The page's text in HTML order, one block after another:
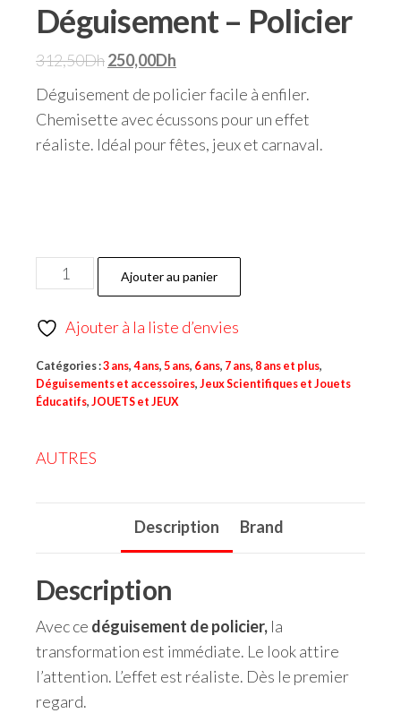
Déguisement – Policier
312,50Dh250,00Dh
Déguisement de policier facile à enfiler.
Chemisette avec écussons pour un effet
réaliste. Idéal pour fêtes, jeux et carnaval.
Ajouter au panier
Ajouter à la liste d’envies
Catégories :3 ans, 4 ans, 5 ans, 6 ans, 7 ans, 8 ans et plus,
Déguisements et accessoires, Jeux Scientifiques et Jouets
Éducatifs, JOUETS et JEUX
AUTRES
Description Brand
Description
Avec ce déguisement de policier, la
transformation est immédiate. Le look attire
l’attention. L’effet est réaliste. Dès le premier
regard.